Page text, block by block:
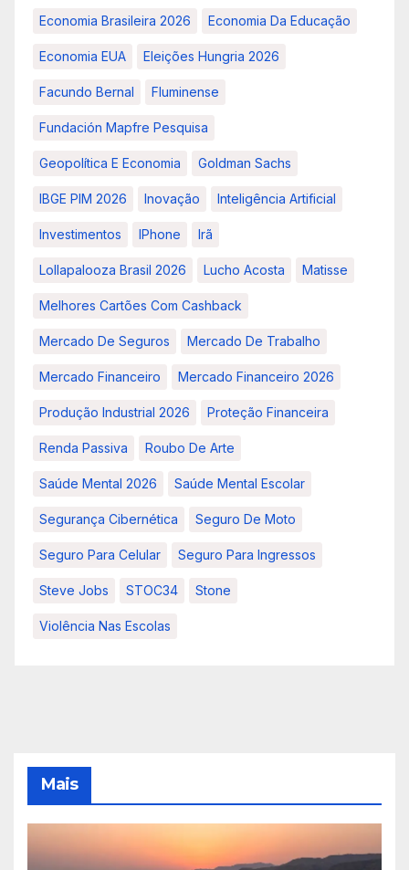
Economia Brasileira 2026 Economia Da Educação
Economia EUA Eleições Hungria 2026
Facundo Bernal Fluminense
Fundación Mapfre Pesquisa
Geopolítica E Economia Goldman Sachs
IBGE PIM 2026 Inovação Inteligência Artificial
Investimentos IPhone Irã
Lollapalooza Brasil 2026 Lucho Acosta Matisse
Melhores Cartões Com Cashback
Mercado De Seguros Mercado De Trabalho
Mercado Financeiro Mercado Financeiro 2026
Produção Industrial 2026 Proteção Financeira
Renda Passiva Roubo De Arte
Saúde Mental 2026 Saúde Mental Escolar
Segurança Cibernética Seguro De Moto
Seguro Para Celular Seguro Para Ingressos
Steve Jobs STOC34 Stone
Violência Nas Escolas
Mais